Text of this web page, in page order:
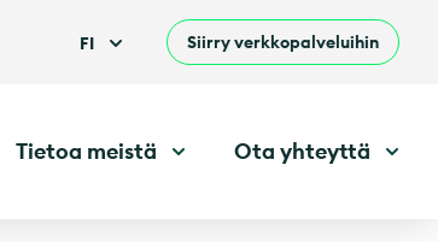
FI Siirry verkkopalveluihin
Tietoa meistä Ota yhteyttä